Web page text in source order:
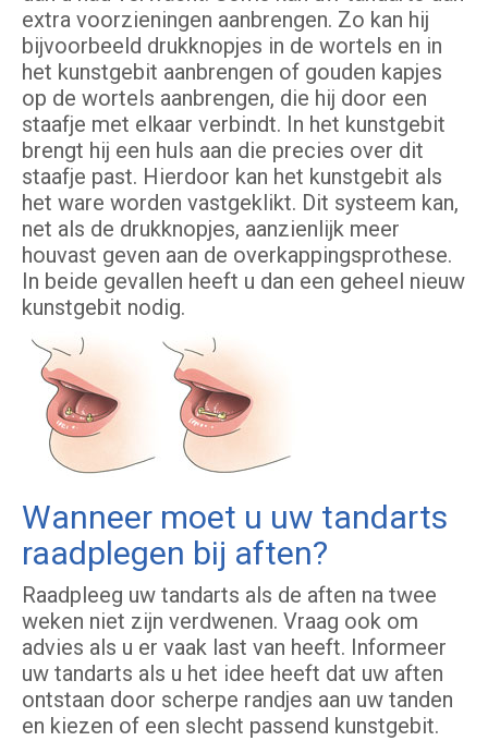
extra voorzieningen aanbrengen. Zo kan hij
bijvoorbeeld drukknopjes in de wortels en in
het kunstgebit aanbrengen of gouden kapjes
op de wortels aanbrengen, die hij door een
staafje met elkaar verbindt. In het kunstgebit
brengt hij een huls aan die precies over dit
staafje past. Hierdoor kan het kunstgebit als
het ware worden vastgeklikt. Dit systeem kan,
net als de drukknopjes, aanzienlijk meer
houvast geven aan de overkappingsprothese.
In beide gevallen heeft u dan een geheel nieuw
kunstgebit nodig.
Wanneer moet u uw tandarts
raadplegen bij aften?
Raadpleeg uw tandarts als de aften na twee
weken niet zijn verdwenen. Vraag ook om
advies als u er vaak last van heeft. Informeer
uw tandarts als u het idee heeft dat uw aften
ontstaan door scherpe randjes aan uw tanden
en kiezen of een slecht passend kunstgebit.